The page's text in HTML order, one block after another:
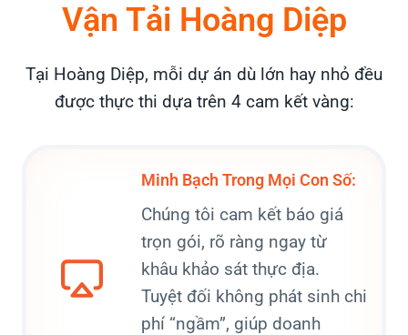
Vận Tải Hoàng Diệp
Tại Hoàng Diệp, mỗi dự án dù lớn hay nhỏ đều
được thực thi dựa trên 4 cam kết vàng:
Minh Bạch Trong Mọi Con Số:
Chúng tôi cam kết báo giá
trọn gói, rõ ràng ngay từ
khâu khảo sát thực địa.
Tuyệt đối không phát sinh chi
phí “ngầm”, giúp doanh